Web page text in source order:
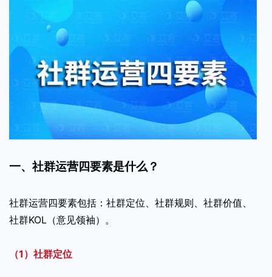
一、社群运营四要素是什么？
社群运营四要素包括：社群定位、社群规则、社群价值、
社群KOL（意见领袖）。
（1）社群定位